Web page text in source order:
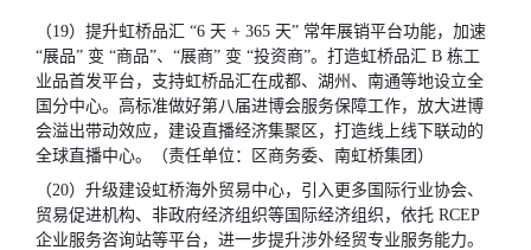
（19）提升虹桥品汇 “6 天 + 365 天” 常年展销平台功能，加速
“展品” 变 “商品”、“展商” 变 “投资商”。打造虹桥品汇 B 栋工
业品首发平台，支持虹桥品汇在成都、湖州、南通等地设立全
国分中心。高标准做好第八届进博会服务保障工作，放大进博
会溢出带动效应，建设直播经济集聚区，打造线上线下联动的
全球直播中心。（责任单位：区商务委、南虹桥集团）
（20）升级建设虹桥海外贸易中心，引入更多国际行业协会、
贸易促进机构、非政府经济组织等国际经济组织，依托 RCEP
企业服务咨询站等平台，进一步提升涉外经贸专业服务能力。